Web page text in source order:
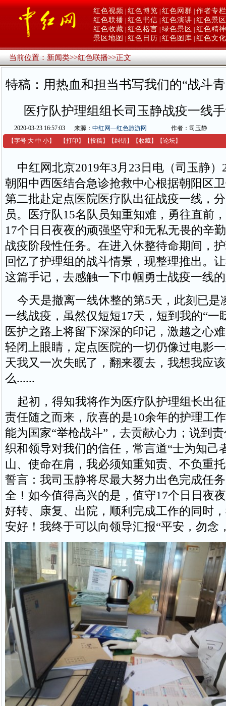
红色视频 红色博览 红色网群 作者专栏
红色联播 红色书信 红色演讲 红色景区
红色收藏 红色格言 绿色景区
红色精神
景区地图
红色日历 红色图库 红色文化
当前位置：新闻类>>红色联播>>正文
特稿：用热血和担当书写我们的“战斗
医疗队护理组组长司玉静战疫一线
2020-03-23 16:57:03 来源： 中红网—红色旅游网
作者：司玉静
【字号 大 中 小】 【打印 】 【投稿】 【纠错】 【收藏】 【论坛】
中红网北京2019年3月23日电（司玉静）
朝阳中西医结合急诊抢救中心根据朝阳区
第二批赴定点医院医疗队出征战疫一线，
员。医疗队15名队员知重知难，勇往直前
17个日日夜夜的顽强坚守和无私无畏的辛
战疫阶段性任务。在进入休整待命期间，
回忆了护理组的战斗情景，现整理推出。
这篇手记，去感触一下巾帼勇士战疫一线
今天是撤离一线休整的第5天，此刻已是
一线战疫，虽然仅短短17天，短到我的“一
医护之路上将留下深深的印记，激越之心
轻闭上眼睛，定点医院的一切仍像过电影
天我又一次失眠了，翻来覆去，我想我应
么......
起初，得知我将作为医疗队护理组长出
责任随之而来，欣喜的是10余年的护理工
能为国家“举枪战斗”，去贡献心力；说到
织和领导对我们的信任，常言道“士为知己
山、使命在肩，我必须知重知责、不负重
誓言：我司玉静将尽最大努力出色完成任
全！如今值得高兴的是，值守17个日日夜
好转、康复、出院，顺利完成工作的同时
安好！我终于可以向领导汇报“平安，勿念